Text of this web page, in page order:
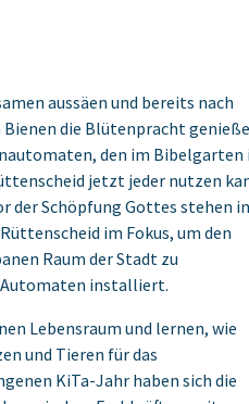
aussäen und bereits nach
Bienen die Blütenpracht
den im Bibelgarten
jetzt jeder nutzen
der Schöpfung Gottes stehen in
Rüttenscheid im Fokus, um den
Raum der Stadt zu
Automaten installiert.
Lebensraum und lernen, wie
und Tieren für das
KiTa-Jahr haben sich die